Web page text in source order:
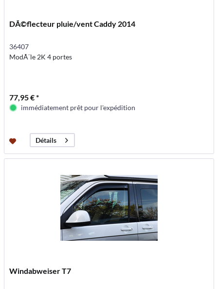
DÃ©flecteur pluie/vent Caddy 2014
36407
ModÃ¨le 2K 4 portes
77,95 € *
immédiatement prêt pour l'expédition
Détails
Windabweiser T7